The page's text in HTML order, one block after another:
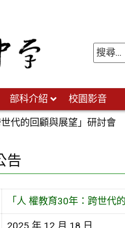
部科介紹 校園影音
世代的回顧與展望」研討會
告
「人 權教育30年：跨世代
2025 年 12 月 18 日